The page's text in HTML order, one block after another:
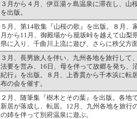
３月から４月、伊豆湯ヶ島温泉に滞在し、山
を出版。
５月、第14歌集『山桜の歌』を出版。８月
月から11月、御殿場から籠坂峠を越えて山梨
県に入り、千曲川上流に遊び、さらに秩父方
３月、長男旅人を伴い、九州各地を旅行して
法要を営み、16日、母を伴って故郷を発ち、
紀行』を出版。８月、上香貫から千本浜に転
布の会を催す。
２月、随筆集『樹木とその葉』を出版。各地
新居が落成し、転居。12月、九州各地を旅行
の姉を伴って別府温泉に遊ぶ。